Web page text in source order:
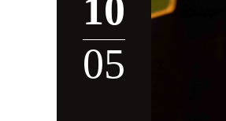
10
05